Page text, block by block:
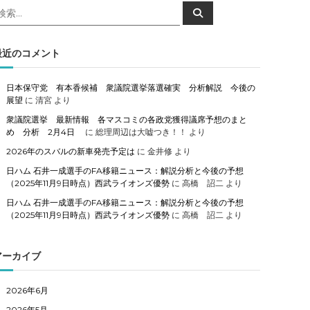
検
索
近のコメント
日本保守党 有本香候補 衆議院選挙落選確実 分析解説 今後の
展望 に清宮 より
衆議院選挙 最新情報 各マスコミの各政党獲得議席予想のまと
め 分析 2月4日
に総理周辺は大嘘つき！！ より
2026年のスバルの新車発売予定は に金井修 より
日ハム 石井一成選手のFA移籍ニュース：解説分析と今後の予想
（2025年11月9日時点）西武ライオンズ優勢 に高橋 詔二 より
日ハム 石井一成選手のFA移籍ニュース：解説分析と今後の予想
（2025年11月9日時点）西武ライオンズ優勢 に高橋 詔二 より
ーカイブ
2026年6月